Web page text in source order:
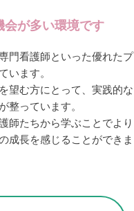
会が多い環境です
門看護師といった優れたプ
います。
望む方にとって、実践的な
整っています。
師たちから学ぶことでより
成長を感じることができま